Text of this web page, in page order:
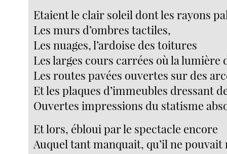
Etaient le clair soleil dont les rayons
Les murs d’ombres tactiles,
Les nuages, l’ardoise des toitures
Les larges cours carrées où la lumière
Les routes pavées ouvertes sur des
Et les plaques d’immeubles dressant
Ouvertes impressions du statisme
Et lors, ébloui par le spectacle encore
Auquel tant manquait, qu’il ne